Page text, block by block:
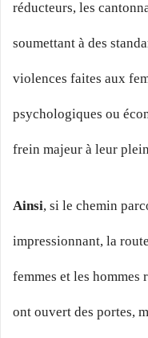
réducteurs, les
soumettant à des
violences faites aux
psychologiques ou
frein majeur à leur
Ainsi, si le chemin
impressionnant, la
femmes et les
ont ouvert des portes,